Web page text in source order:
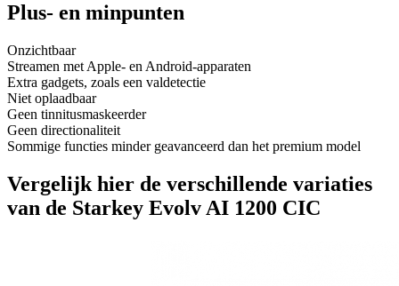
Plus- en minpunten
Onzichtbaar
Streamen met Apple- en Android-apparaten
Extra gadgets, zoals een valdetectie
Niet oplaadbaar
Geen tinnitusmaskeerder
Geen directionaliteit
Sommige functies minder geavanceerd dan het premium model
Vergelijk hier de verschillende variaties
van de Starkey Evolv AI 1200 CIC